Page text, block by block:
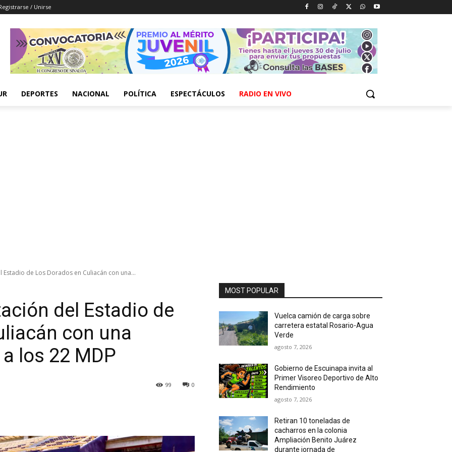
/ Unirse
DEPORTES NACIONAL POLÍTICA ESPECTÁCULOS RADIO EN VIVO
de Los Dorados en Culiacán con una...
del Estadio de
con una
los 22 MDP
0
99
MOST POPULAR
Vuelca camión de carga sobre
carretera estatal Rosario-Agua
Verde
agosto 7, 2026
Gobierno de Escuinapa invita al
Primer Visoreo Deportivo de Alto
Rendimiento
agosto 7, 2026
Retiran 10 toneladas de
cacharros en la colonia
Ampliación Benito Juárez
durante jornada de